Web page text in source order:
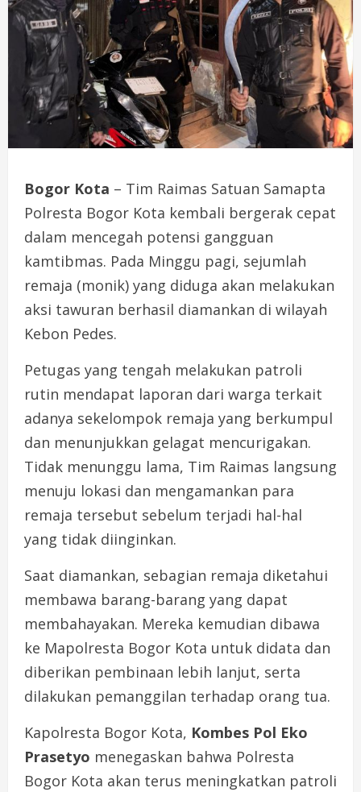
Bogor Kota – Tim Raimas Satuan Samapta
Polresta Bogor Kota kembali bergerak cepat
dalam mencegah potensi gangguan
kamtibmas. Pada Minggu pagi, sejumlah
remaja (monik) yang diduga akan melakukan
aksi tawuran berhasil diamankan di wilayah
Kebon Pedes.
Petugas yang tengah melakukan patroli
rutin mendapat laporan dari warga terkait
adanya sekelompok remaja yang berkumpul
dan menunjukkan gelagat mencurigakan.
Tidak menunggu lama, Tim Raimas langsung
menuju lokasi dan mengamankan para
remaja tersebut sebelum terjadi hal-hal
yang tidak diinginkan.
Saat diamankan, sebagian remaja diketahui
membawa barang-barang yang dapat
membahayakan. Mereka kemudian dibawa
ke Mapolresta Bogor Kota untuk didata dan
diberikan pembinaan lebih lanjut, serta
dilakukan pemanggilan terhadap orang tua.
Kapolresta Bogor Kota, Kombes Pol Eko
Prasetyo menegaskan bahwa Polresta
Bogor Kota akan terus meningkatkan patroli